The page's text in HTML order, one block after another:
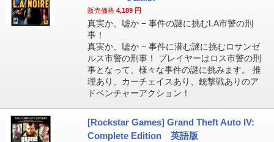
販売価格 4,189 円
真実か、嘘か − 事件の謎に挑むLA市警の刑
事！
真実か、嘘か − 事件に潜む謎に挑むロサンゼ
ルス市警の刑事！ プレイヤーはロス市警の刑
事となって、様々な事件の謎に挑みます。 推
理あり、カーチェイスあり、銃撃戦ありのア
ドベンチャーアクション！
[Rockstar Games] Grand Theft Auto IV:
Complete Edition 英語版